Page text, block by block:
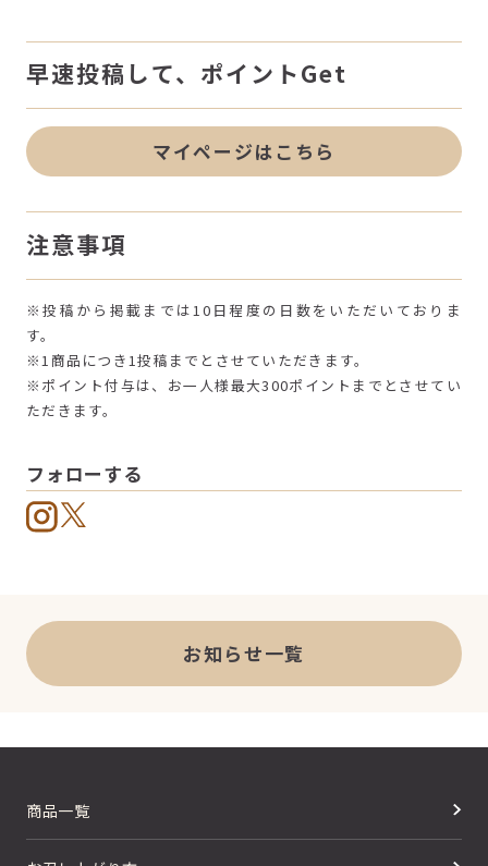
早速投稿して、ポイントGet
マイページはこちら
注意事項
※投稿から掲載までは10日程度の日数をいただいておりま
す。
※1商品につき1投稿までとさせていただきます。
※ポイント付与は、お一人様最大300ポイントまでとさせてい
ただきます。
フォローする
お知らせ一覧
商品一覧